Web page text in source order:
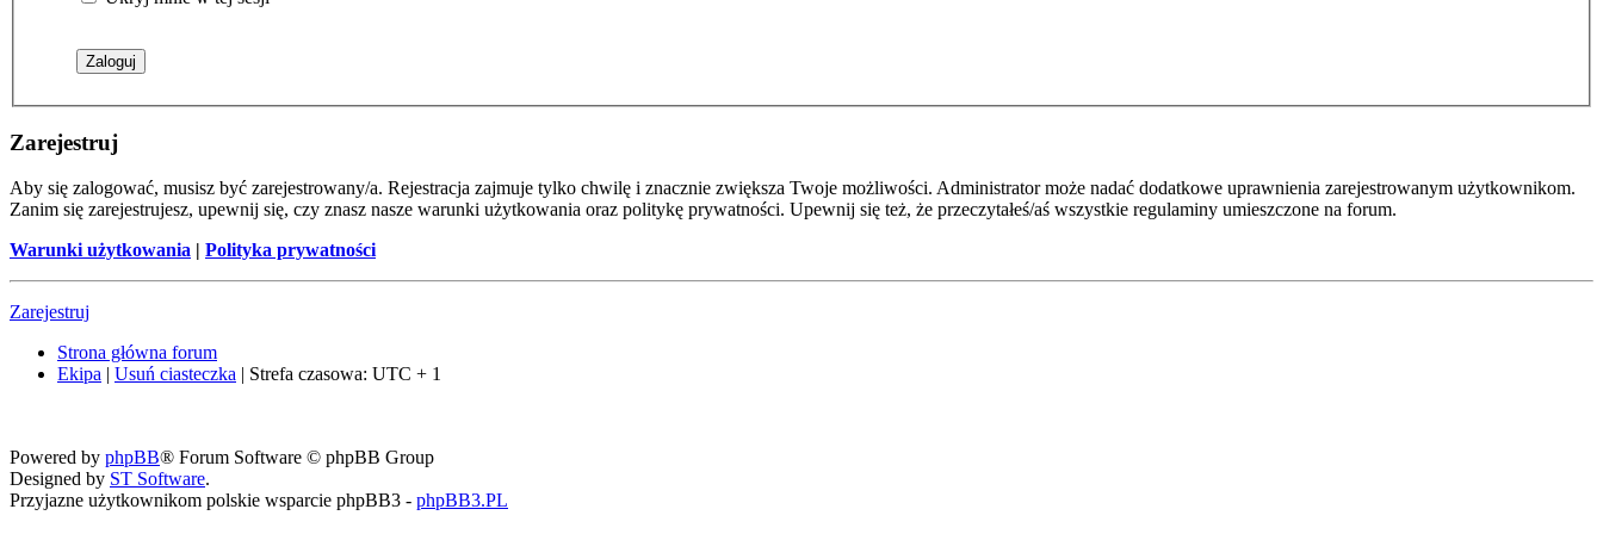
Zarejestruj
Aby się zalogować, musisz być zarejestrowany/a. Rejestracja zajmuje tylko chwilę i znacznie zwiększa Twoje możliwości. Administrator może nadać dodatkowe uprawnienia zarejestrowanym użytkownikom.
Zanim się zarejestrujesz, upewnij się, czy znasz nasze warunki użytkowania oraz politykę prywatności. Upewnij się też, że przeczytałeś/aś wszystkie regulaminy umieszczone na forum.
Warunki użytkowania | Polityka prywatności
Zarejestruj
Strona główna forum
Ekipa | Usuń ciasteczka | Strefa czasowa: UTC + 1
Powered by phpBB® Forum Software © phpBB Group
Designed by ST Software.
Przyjazne użytkownikom polskie wsparcie phpBB3 - phpBB3.PL